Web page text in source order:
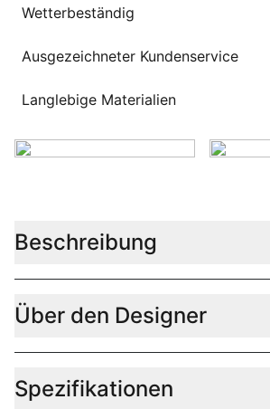
Wetterbeständig
Ausgezeichneter Kundenservice
Langlebige Materialien
Beschreibung
Über den Designer
Spezifikationen